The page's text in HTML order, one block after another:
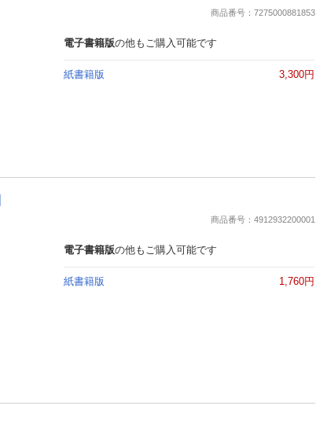
エンタメニュース
商品番号：7275000881853
電子書籍版の他もご購入可能です
紙書籍版 3,300円
商品番号：4912932200001
電子書籍版の他もご購入可能です
紙書籍版 1,760円